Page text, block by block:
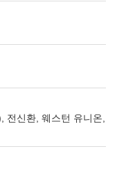
전신환, 웨스턴 유니온,